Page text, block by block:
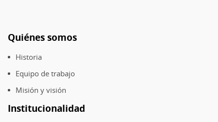
y,
en
el
interior,
marco
de
Pie
de
página
Quiénes somos
Historia
Equipo de trabajo
Misión y visión
Institucionalidad